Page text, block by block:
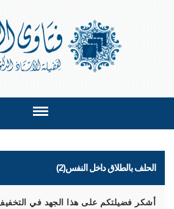
الحلف بالطلاق داخل النفس(2)
أشكر فضيلتكم على هذا الجهد في